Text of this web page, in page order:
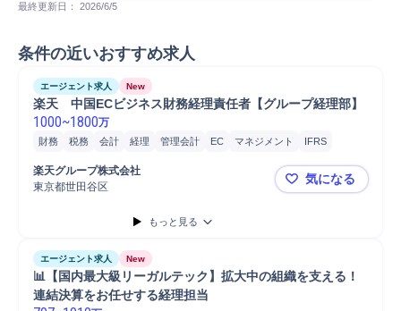
最終更新日： 2026/6/5
条件の近いおすすめ求人
エージェント求人 New
楽天　中国ECビジネス財務経理責任者【グループ経理部】
1000~1800万
財務 税務 会計 経理 管理会計 EC マネジメント IFRS
楽天グループ株式会社
東京都世田谷区
楽天 中国
気になる
もっと見る
エージェント求人 New
📊【国内最大級リーガルテック】拡大中の組織を支える！
連結決算をお任せする経理担当